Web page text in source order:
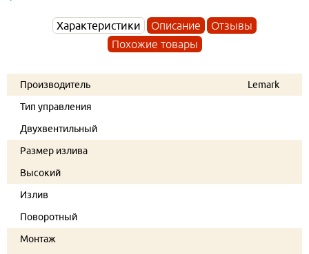
Характеристики Описание
Отзывы
Похожие товары
Производитель
Lemark
Тип управления
Двухвентильный
Размер излива
Высокий
Излив
Поворотный
Монтаж